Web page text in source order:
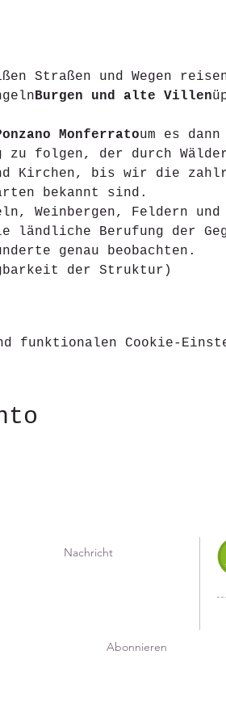
Straßen und Wegen
Burgen und alte Villen
Monferratoum es
zu folgen, der durch
Kirchen, bis wir die
bekannt sind.
Weinbergen, Feldern
ländliche Berufung der
genau beobachten.
der Struktur)
funktionalen Cookie-
Abonnieren